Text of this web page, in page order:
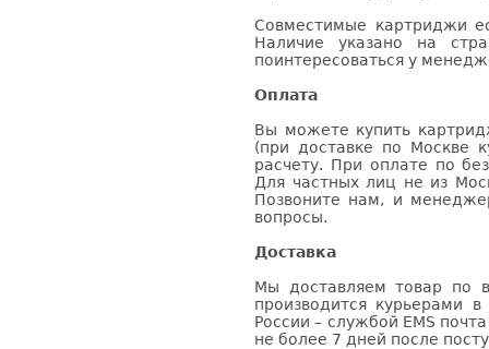
Совместимые картриджи
Наличие указано на
поинтересоваться у
Оплата
Вы можете купить
(при доставке по Москве
расчету. При оплате по
Для частных лиц не из
Позвоните нам, и
вопросы.
Доставка
Мы доставляем товар по
производится курьерами
России – службой EMS
не более 7 дней после